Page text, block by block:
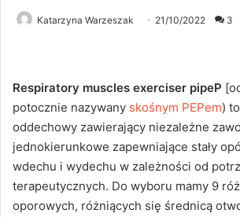
Katarzyna Warzeszak 21/10/2022 3
Respiratory muscles exerciser pipeP
potocznie nazywany skośnym PEPem)
oddechowy zawierający niezależne
jednokierunkowe zapewniające stały
wdechu i wydechu w zależności od
terapeutycznych. Do wyboru mamy 9
oporowych, różniących się średnicą